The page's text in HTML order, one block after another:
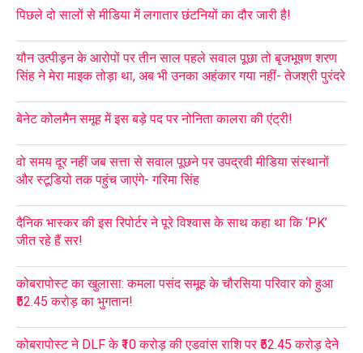
पिछले दो सालों से मीडिया में लगातार छंटनियों का दौर जारी है!
यौन उत्पीड़न के आरोपों पर तीन साल पहले सवाल पूछा तो बृजभूषण शरण
सिंह ने मेरा माइक तोड़ा था, अब भी उनका अहंकार गया नहीं- तेजश्री पुरंदरे
बेनेट कोलमैन समूह में इस बड़े पद पर नोनिता कालरा की एंट्री!
वो समय दूर नहीं जब सत्ता से सवाल पूछने पर उपद्रवी मीडिया संस्थानों
और स्टूडियो तक पहुंच जाएंगे- गरिमा सिंह
दैनिक भास्कर की इस रिपोर्टर ने पूरे विश्वास के साथ कहा था कि ‘PK’
जीत रहे हैं सर!
कोबरापोस्ट का खुलासा: कमला पसंद समूह के चौरसिया परिवार को हुआ
₹52.45 करोड़ का भुगतान!
कोबरापोस्ट ने DLF के ₹10 करोड़ की एडवांस राशि पर ₹52.45 करोड़ देने